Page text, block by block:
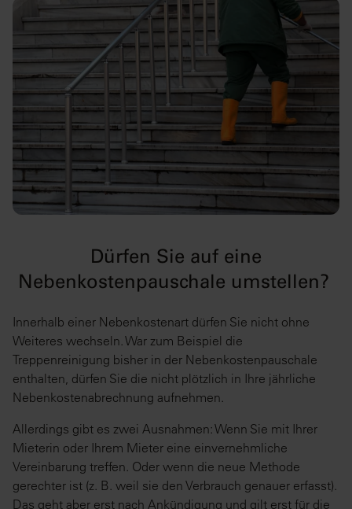
Dürfen Sie auf eine
Nebenkostenpauschale umstellen?
Innerhalb einer Nebenkostenart dürfen Sie nicht ohne
Weiteres wechseln. War zum Beispiel die
Treppenreinigung bisher in der Nebenkostenpauschale
enthalten, dürfen Sie die nicht plötzlich in Ihre jährliche
Nebenkostenabrechnung aufnehmen.
Allerdings gibt es zwei Ausnahmen: Wenn Sie mit Ihrer
Mieterin oder Ihrem Mieter eine einvernehmliche
Vereinbarung treffen. Oder wenn die neue Methode
gerechter ist (z. B. weil sie den Verbrauch genauer erfasst).
Das geht aber erst nach Ankündigung und gilt erst für die